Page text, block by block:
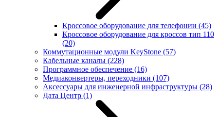
Кроссовое оборудование для телефонии (45)
Кроссовое оборудование для кроссов тип 110
(20)
Коммутационные модули KeyStone (57)
Кабельные каналы (228)
Программное обеспечение (16)
Медиаконвертеры, переходники (107)
Аксессуары для инженерной инфраструктуры (28)
Дата Центр (1)